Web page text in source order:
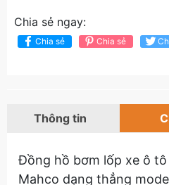
Chia sẻ ngay:
Chia sẻ Chia sẻ
Thông tin
Đồng hồ bơm lốp xe ô
Mahco dạng thẳng